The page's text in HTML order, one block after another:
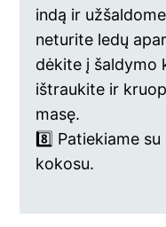
indą ir
neturite ledų
dėkite į šaldymo
ištraukite ir
masę.
8️⃣ Patiekiame
kokosu.